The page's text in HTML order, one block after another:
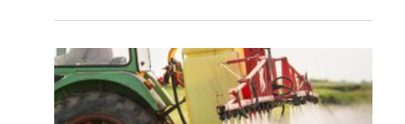
après
avantRéglementation
de
l'usage